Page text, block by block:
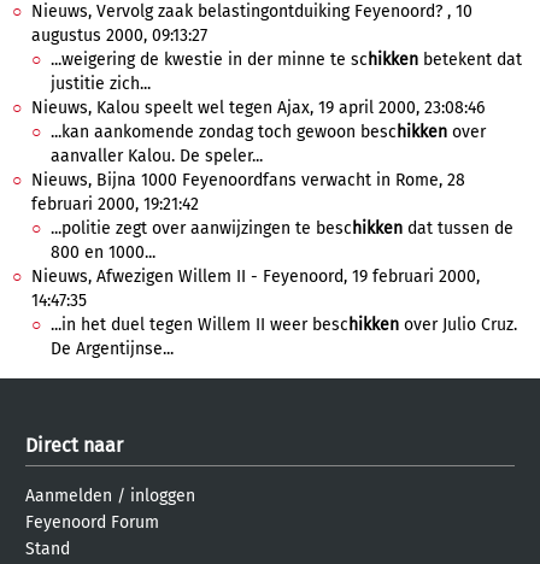
Nieuws, Vervolg zaak belastingontduiking Feyenoord? , 10
augustus 2000, 09:13:27
...weigering de kwestie in der minne te sc hikken betekent dat
justitie zich...
Nieuws, Kalou speelt wel tegen Ajax, 19 april 2000, 23:08:46
...kan aankomende zondag toch gewoon besc hikken over
aanvaller Kalou. De speler...
Nieuws, Bijna 1000 Feyenoordfans verwacht in Rome, 28
februari 2000, 19:21:42
...politie zegt over aanwijzingen te besc hikken dat tussen de
800 en 1000...
Nieuws, Afwezigen Willem II - Feyenoord, 19 februari 2000,
14:47:35
...in het duel tegen Willem II weer besc hikken over Julio Cruz.
De Argentijnse...
Direct naar
Aanmelden / inloggen
Feyenoord Forum
Stand